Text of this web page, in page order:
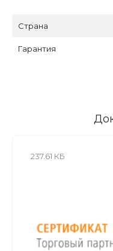
Страна
Гарантия
237.61 КБ